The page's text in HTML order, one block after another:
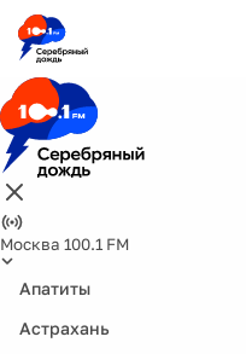
Москва 100.1 FM
Апатиты
Астрахань